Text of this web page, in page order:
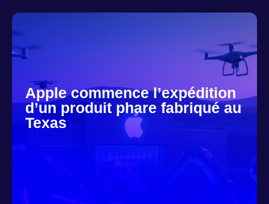
Apple commence l’expédition
d’un produit phare fabriqué au
Texas